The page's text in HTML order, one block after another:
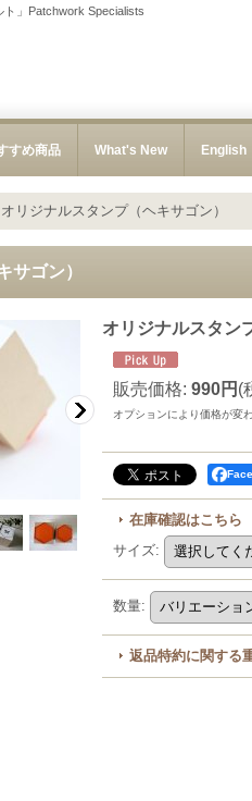
」Patchwork Specialists
すめ商品 What's New English
オリジナルスタンプ（ヘキサゴン）
サゴン）
オリジナルスタン
販売価格: 990円 (
オプションにより価格が変
在庫確認はこちら
サイズ:
数量:
返品特約に関する